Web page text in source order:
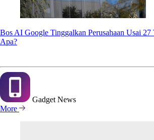
Bos AI Google Tinggalkan Perusahaan Usai
Apa?
GadgetNews
More